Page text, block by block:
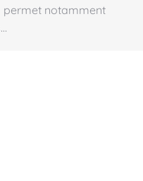
permet notamment